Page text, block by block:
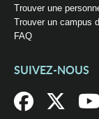
Trouver une
Trouver un campus
FAQ
SUIVEZ-NOUS